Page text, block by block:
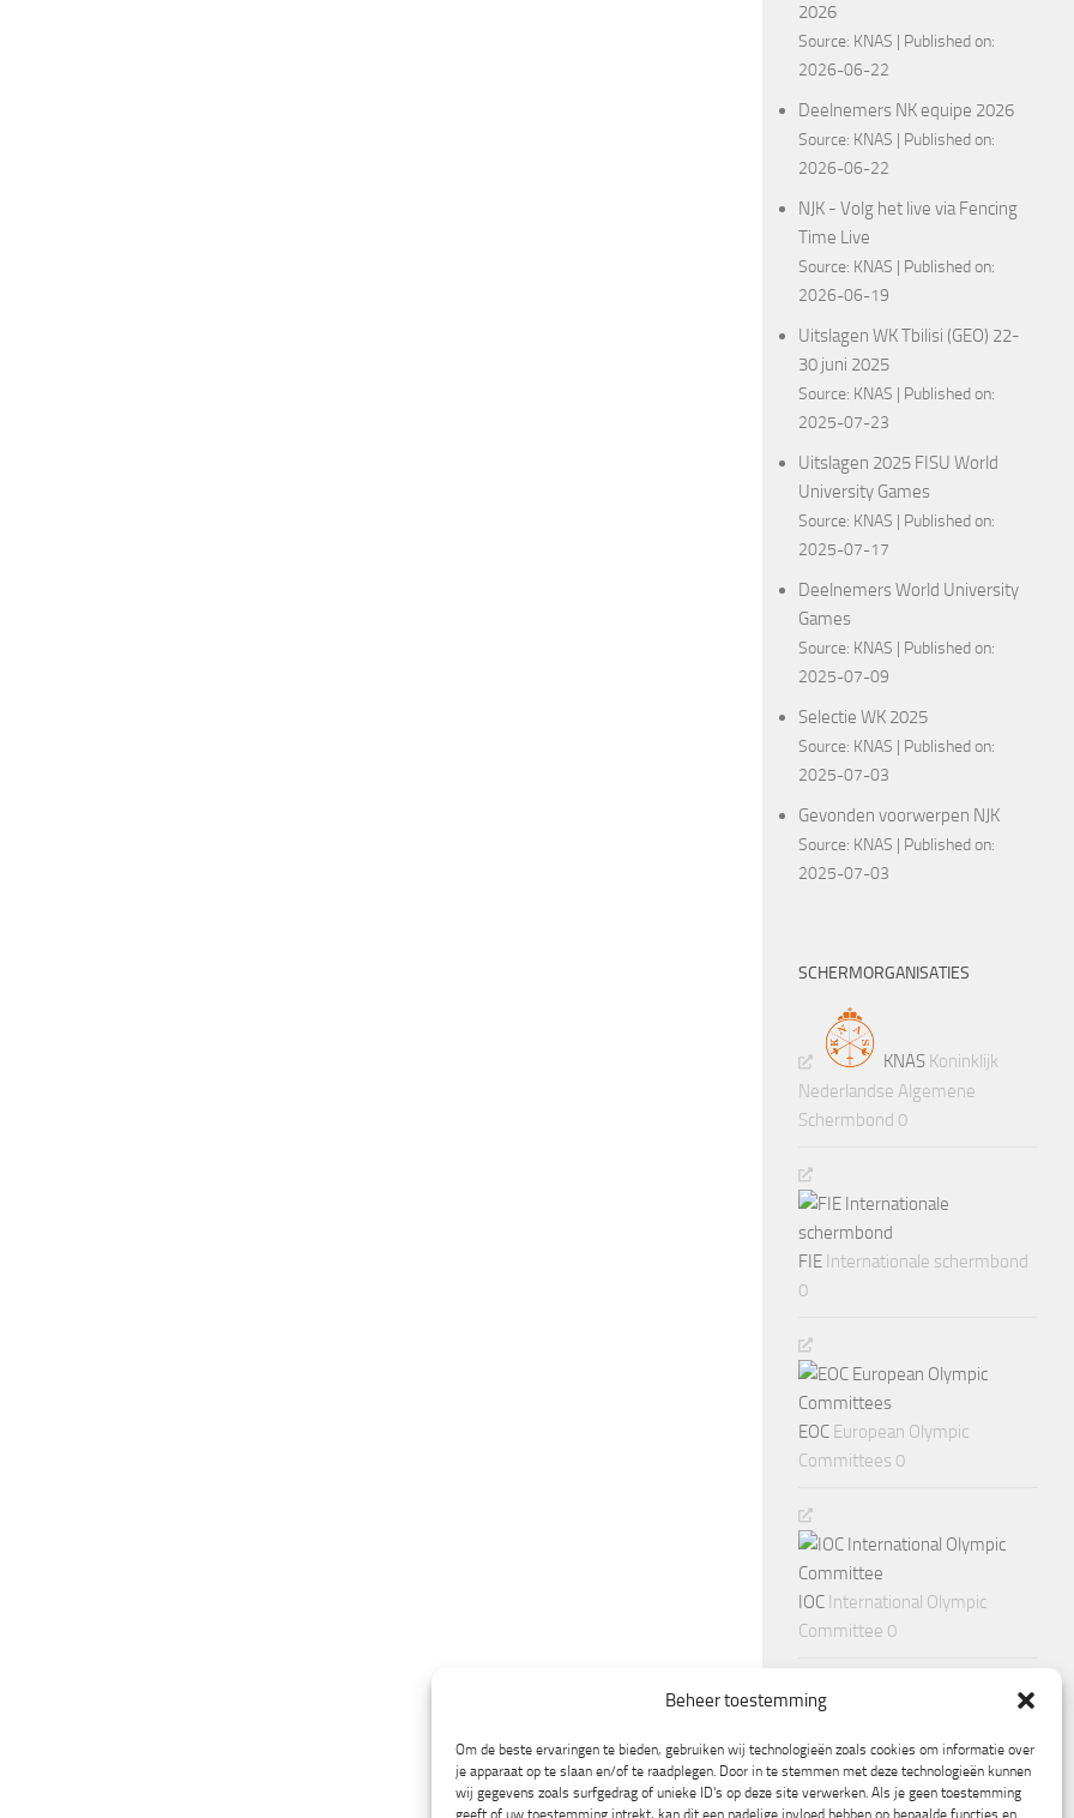
Beheer toestemming
Om de beste ervaringen te bieden, gebruiken wij technologieën zoals cookies om informatie over
je apparaat op te slaan en/of te raadplegen. Door in te stemmen met deze technologieën kunnen
wij gegevens zoals surfgedrag of unieke ID's op deze site verwerken. Als je geen toestemming
geeft of uw toestemming intrekt, kan dit een nadelige invloed hebben op bepaalde functies en
2026
Source: KNAS
Published on:
2026-06-22
Deelnemers NK equipe 2026
Source: KNAS
Published on:
2026-06-22
NJK - Volg het live via Fencing
Time Live
Source: KNAS
Published on:
2026-06-19
Uitslagen WK Tbilisi (GEO) 22-
30 juni 2025
Source: KNAS
Published on:
2025-07-23
Uitslagen 2025 FISU World
University Games
Source: KNAS
Published on:
2025-07-17
Deelnemers World University
Games
Source: KNAS
Published on:
2025-07-09
Selectie WK 2025
Source: KNAS
Published on:
2025-07-03
Gevonden voorwerpen NJK
Source: KNAS
Published on:
2025-07-03
SCHERMORGANISATIES
KNAS Koninklijk
Nederlandse Algemene
Schermbond 0
FIE Internationale schermbond
0
EOC European Olympic
Committees 0
IOC International Olympic
Committee 0